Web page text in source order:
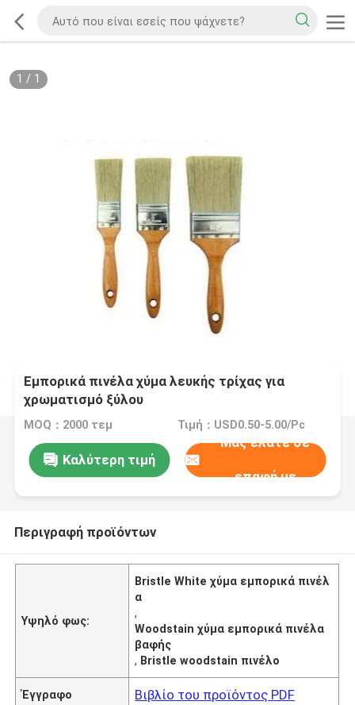
1 / 1
Εμπορικά πινέλα χύμα λευκής τρίχας για
χρωματισμό ξύλου
MOQ：2000 τεμ Τιμή：USD0.50-5.00/Pc
Καλύτερη τιμή
Μας ελάτε σε
επαφή με
Περιγραφή προϊόντων
Υψηλό φως:
Bristle White χύμα εμπορικά πινέλ
α
,
Woodstain χύμα εμπορικά πινέλα
βαφής
, Bristle woodstain πινέλο
Έγγραφο Βιβλίο του προϊόντος PDF